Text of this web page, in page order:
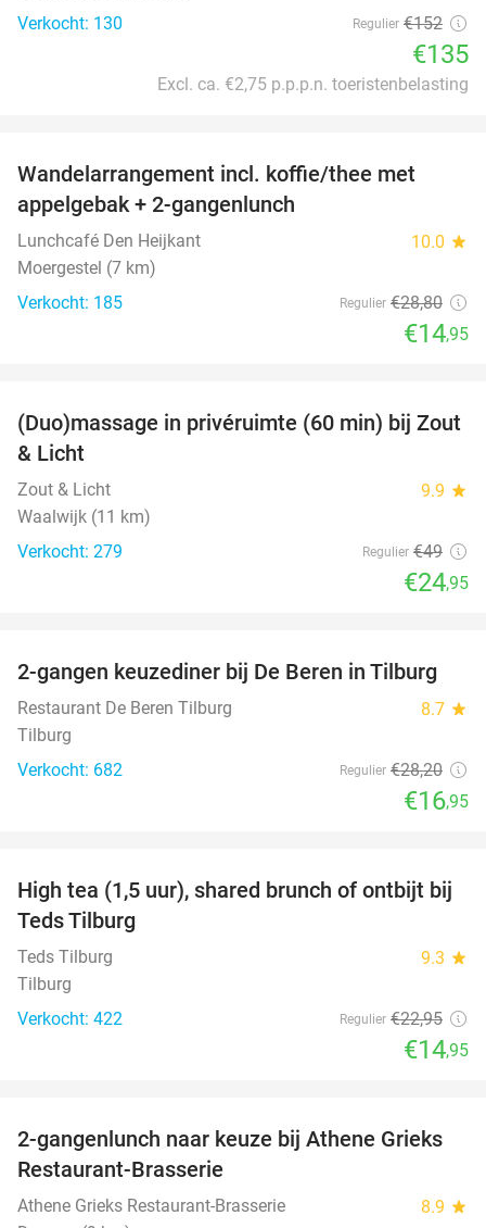
Verkocht: 130
Regulier €152
€135
Excl. ca. €2,75 p.p.p.n. toeristenbelasting
Wandelarrangement incl. koffie/thee met
appelgebak + 2-gangenlunch
Lunchcafé Den Heijkant 10.0 star
Moergestel (7 km)
Verkocht: 185
Regulier €28,80
€14,95
49%
(Duo)massage in privéruimte (60 min) bij Zout
& Licht
Zout & Licht 9.9 star
Waalwijk (11 km)
Verkocht: 279
Regulier €49
€24,95
40%
2-gangen keuzediner bij De Beren in Tilburg
Restaurant De Beren Tilburg 8.7 star
Tilburg
Verkocht: 682
Regulier €28,20
€16,95
35%
High tea (1,5 uur), shared brunch of ontbijt bij
Teds Tilburg
Teds Tilburg 9.3 star
Tilburg
Verkocht: 422
Regulier €22,95
€14,95
40%
2-gangenlunch naar keuze bij Athene Grieks
Restaurant-Brasserie
Athene Grieks Restaurant-Brasserie 8.9 star